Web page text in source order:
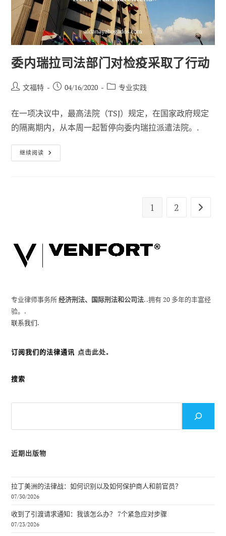
计
划
委内瑞拉司法部门对检疫采取了行动
帖
作
者
文福特
已
布：
04/16/2020
职
类
别
专业实践
在一项决议中，最高法院（TSJ）规定，在国家政府规定
的隔离期内，从本周一起暂停向委内瑞拉派遣法院。.
继续阅读 委
内
了
行
1 2 转到下
专业律师事务所经济刑法、国际刑法和公司法. .拥有 20 多年的丰富经
验。.
联系我们.
订阅我们的法律通讯 点击此处.
搜索
近期出版物
拉丁美洲的法律战：如何识别以及如何保护商人和前官员？
07/30/2026
收到了引渡请求通知：我该怎么办？ 7个紧急应对步骤
07/23/2026